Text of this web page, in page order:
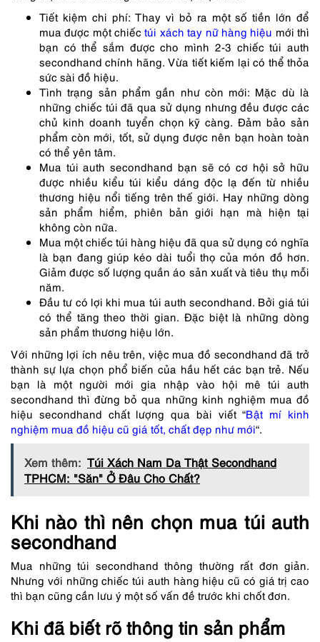
Tiết kiệm chi phí: Thay vì bỏ ra một số tiền lớn để
mua được một chiếctúi xách tay nữ hàng hiệu mới thì
bạn có thể sắm được cho mình 2-3 chiếc túi auth
secondhand chính hãng. Vừa tiết kiếm lại có thể thỏa
sức sài đồ hiệu.
Tình trạng sản phẩm gần như còn mới: Mặc dù là
những chiếc túi đã qua sử dụng nhưng đều được các
chủ kinh doanh tuyển chọn kỹ càng. Đảm bảo sản
phẩm còn mới, tốt, sử dụng được nên bạn hoàn toàn
có thể yên tâm.
Mua túi auth secondhand bạn sẽ có cơ hội sở hữu
được nhiều kiểu túi kiểu dáng độc lạ đến từ nhiều
thương hiệu nổi tiếng trên thế giới. Hay những dòng
sản phẩm hiểm, phiên bản giới hạn mà hiện tại
không còn nữa.
Mua một chiếc túi hàng hiệu đã qua sử dụng có nghĩa
là bạn đang giúp kéo dài tuổi thọ của món đồ hơn.
Giảm được số lượng quần áo sản xuất và tiêu thụ mỗi
năm.
Đầu tư có lợi khi mua túi auth secondhand. Bởi giá túi
có thể tăng theo thời gian. Đặc biệt là những dòng
sản phẩm thương hiệu lớn.
Với những lợi ích nêu trên, việc mua đồ secondhand đã trở
thành sự lựa chọn phổ biến của hầu hết các bạn trẻ. Nếu
bạn là một người mới gia nhập vào hội mê túi auth
secondhand thì đừng bỏ qua những kinh nghiệm mua đồ
hiệu secondhand chất lượng qua bài viết“Bật mí kinh
nghiệm mua đồ hiệu cũ giá tốt, chất đẹp như mới“.
Xem thêm: Túi Xách Nam Da Thật Secondhand
TPHCM: "Săn" Ở Đâu Cho Chất?
Khi nào thì nên chọn mua túi auth
secondhand
Mua những túi secondhand thông thường rất đơn giản.
Nhưng với những chiếc túi auth hàng hiệu cũ có giá trị cao
thì bạn cũng cần lưu ý một số vấn đề trước khi chốt đơn.
Khi đã biết rõ thông tin sản phẩm